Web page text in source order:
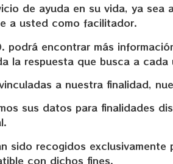
de ayuda en su vida, ya
a usted como facilitador.
podrá encontrar más
la respuesta que busca a
a nuestra finalidad,
sus datos para finalidades
sido recogidos
con dichos fines.